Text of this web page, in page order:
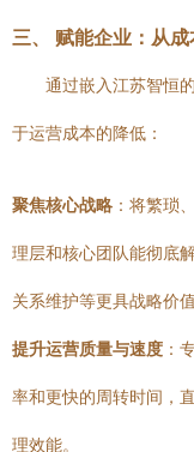
三、 赋能企业：从
通过嵌入江苏智恒
于运营成本的降低：
聚焦核心战略 ：将繁琐
理层和核心团队能彻底
关系维护等更具战略价值
提升运营质量与速度 ：
率和更快的周转时间，
理效能。